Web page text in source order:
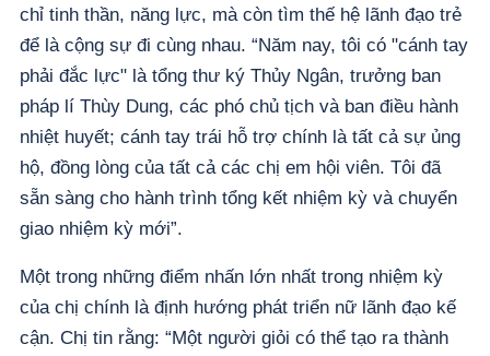
chỉ tinh thần, năng lực, mà còn tìm thế hệ lãnh đạo trẻ
để là cộng sự đi cùng nhau. “Năm nay, tôi có "cánh tay
phải đắc lực" là tổng thư ký Thủy Ngân, trưởng ban
pháp lí Thùy Dung, các phó chủ tịch và ban điều hành
nhiệt huyết; cánh tay trái hỗ trợ chính là tất cả sự ủng
hộ, đồng lòng của tất cả các chị em hội viên. Tôi đã
sẵn sàng cho hành trình tổng kết nhiệm kỳ và chuyển
giao nhiệm kỳ mới”.
Một trong những điểm nhấn lớn nhất trong nhiệm kỳ
của chị chính là định hướng phát triển nữ lãnh đạo kế
cận. Chị tin rằng: “Một người giỏi có thể tạo ra thành